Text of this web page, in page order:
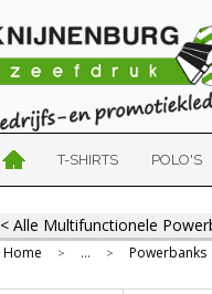
T-SHIRTS POLO'S
< Alle Multifunctionele
Home > ... > Powerbanks